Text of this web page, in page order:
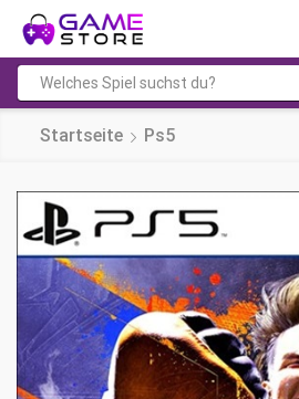
Startseite Ps5